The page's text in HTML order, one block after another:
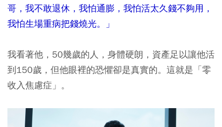
哥，我不敢退休，我怕通膨，我怕活太久錢不夠用，
我怕生場重病把錢燒光。」
我看著他，50幾歲的人，身體硬朗，資產足以讓他活
到150歲，但他眼裡的恐懼卻是真實的。這就是「零
收入焦慮症」。